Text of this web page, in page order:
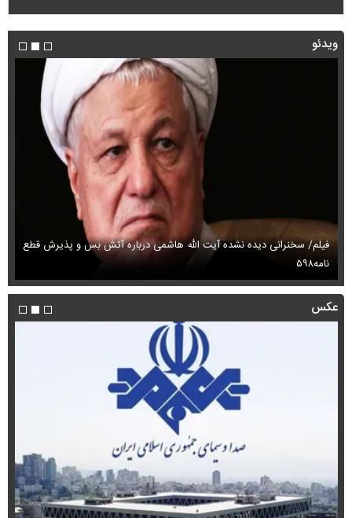
ویدئو
فیلم/ سخنرانی دیده نشده آیت الله هاشمی درباره آتش بس و پذیرش قطع
نامه۵۹۸
عکس